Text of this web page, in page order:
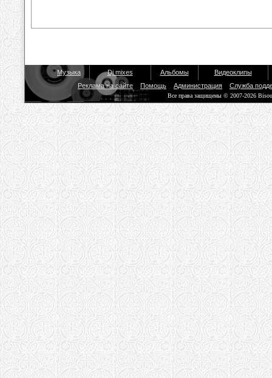
Музыка Dj mixes Альбомы
Видеоклипы
Реклама на сайте
Помощь Администрация Служба
Все права защищены © 2007-2026